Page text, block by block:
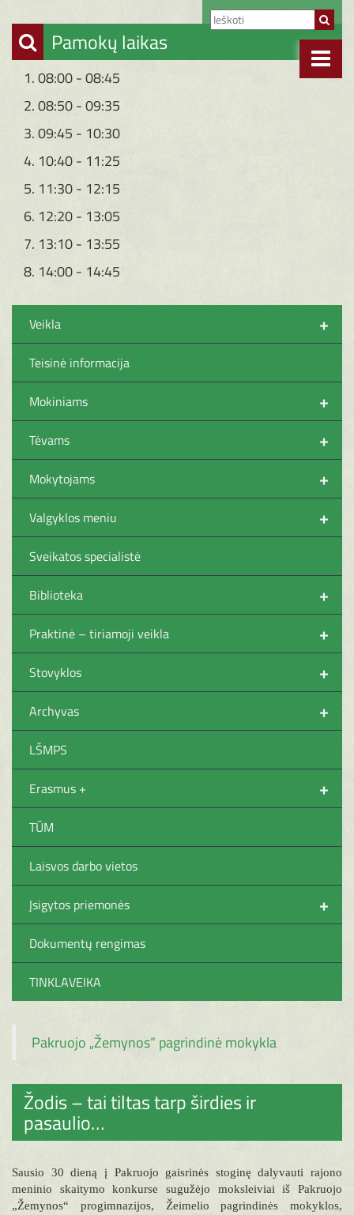
Pamokų laikas
1. 08:00 - 08:45
2. 08:50 - 09:35
3. 09:45 - 10:30
4. 10:40 - 11:25
5. 11:30 - 12:15
6. 12:20 - 13:05
7. 13:10 - 13:55
8. 14:00 - 14:45
+
Veikla
Teisinė informacija
+
Mokiniams
+
Tėvams
+
Mokytojams
+
Valgyklos meniu
Sveikatos specialistė
+
Biblioteka
+
Praktinė – tiriamoji veikla
+
Stovyklos
+
Archyvas
LŠMPS
+
Erasmus +
TŪM
Laisvos darbo vietos
+
Įsigytos priemonės
Dokumentų rengimas
TINKLAVEIKA
Pakruojo „Žemynos“ pagrindinė mokykla
Žodis – tai tiltas tarp širdies ir
pasaulio…
Sausio 30 dieną į Pakruojo gaisrinės stoginę dalyvauti rajono
meninio skaitymo konkurse sugužėjo moksleiviai iš Pakruojo
„Žemynos“ progimnazijos, Žeimelio pagrindinės mokyklos,